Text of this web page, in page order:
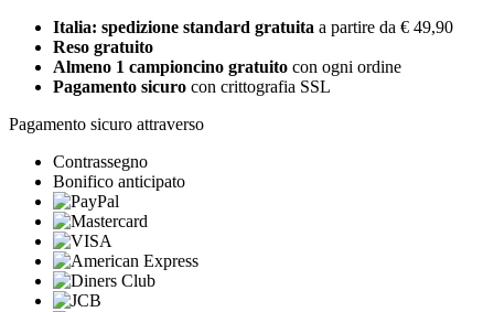
Italia: spedizione standard gratuita a partire da € 49,90
Reso gratuito
Almeno 1 campioncino gratuito con ogni ordine
Pagamento sicuro con crittografia SSL
Pagamento sicuro attraverso
Contrassegno
Bonifico anticipato